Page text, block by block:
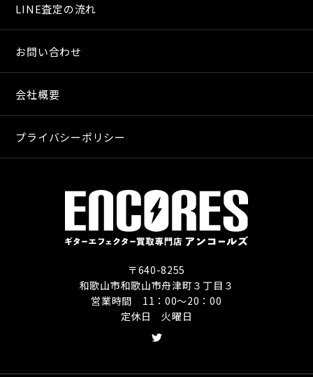
LINE査定の流れ
お問い合わせ
会社概要
プライバシーポリシー
〒640-8255
和歌山市和歌山市舟津町３丁目３
営業時間 11：00〜20：00
定休日 火曜日